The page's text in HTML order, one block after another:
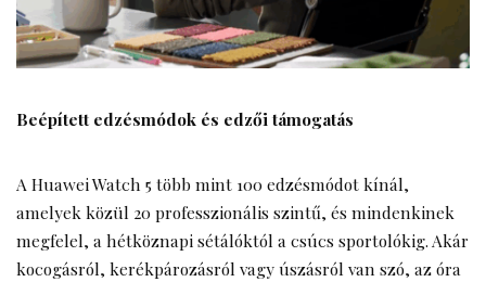
Beépített edzésmódok és edzői támogatás
A Huawei Watch 5 több mint 100 edzésmódot kínál,
amelyek közül 20 professzionális szintű, és mindenkinek
megfelel, a hétköznapi sétálóktól a csúcs sportolókig. Akár
kocogásról, kerékpározásról vagy úszásról van szó, az óra